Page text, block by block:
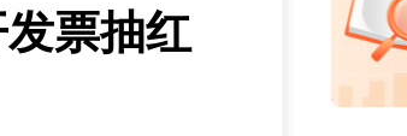
票抽红